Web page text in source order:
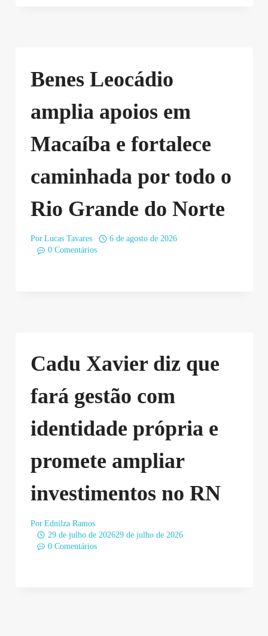
Benes Leocádio
amplia apoios em
Macaíba e fortalece
caminhada por todo o
Rio Grande do Norte
Por Lucas Tavares
6 de agosto de 2026
0 Comentários
Cadu Xavier diz que
fará gestão com
identidade própria e
promete ampliar
investimentos no RN
Por Ednilza Ramos
29 de julho de 202629 de julho de 2026
0 Comentários